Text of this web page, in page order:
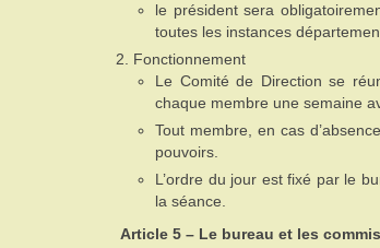
le président sera
toutes les instances
Fonctionnement
Le Comité de Direction se
chaque membre une semaine
Tout membre, en cas
pouvoirs.
L’ordre du jour est fixé par le
la séance.
Article 5 – Le bureau et les